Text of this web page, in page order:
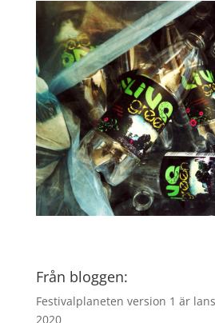
Från bloggen:
Festivalplaneten version 1 är
2020